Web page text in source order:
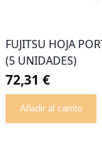
FUJITSU HOJA
(5 UNIDADES)
72,31 €
Añadir al carrito